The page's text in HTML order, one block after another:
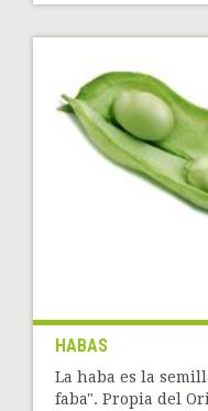
HABAS
La haba es la
faba". Propia del